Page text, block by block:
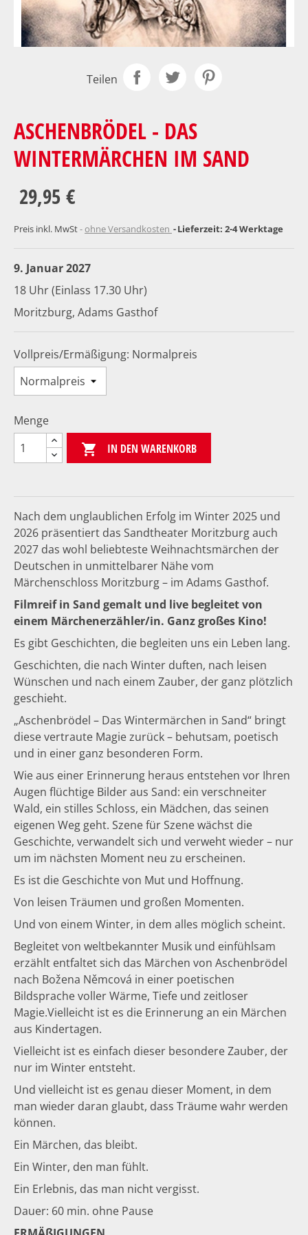
Teilen
ASCHENBRÖDEL - DAS
WINTERMÄRCHEN IM SAND
29,95 €
Preis inkl. MwSt ohne Versandkosten Lieferzeit: 2-4 Werktage
9. Januar 2027
18 Uhr (Einlass 17.30 Uhr)
Moritzburg, Adams Gasthof
Vollpreis/Ermäßigung: Normalpreis
Menge
 IN DEN WARENKORB
Nach dem unglaublichen Erfolg im Winter 2025 und
2026 präsentiert das Sandtheater Moritzburg auch
2027 das wohl beliebteste Weihnachtsmärchen der
Deutschen in unmittelbarer Nähe vom
Märchenschloss Moritzburg – im Adams Gasthof.
Filmreif in Sand gemalt und live begleitet von
einem Märchenerzähler/in. Ganz großes Kino!
Es gibt Geschichten, die begleiten uns ein Leben lang.
Geschichten, die nach Winter duften, nach leisen
Wünschen und nach einem Zauber, der ganz plötzlich
geschieht.
„Aschenbrödel – Das Wintermärchen in Sand“ bringt
diese vertraute Magie zurück – behutsam, poetisch
und in einer ganz besonderen Form.
Wie aus einer Erinnerung heraus entstehen vor Ihren
Augen flüchtige Bilder aus Sand: ein verschneiter
Wald, ein stilles Schloss, ein Mädchen, das seinen
eigenen Weg geht. Szene für Szene wächst die
Geschichte, verwandelt sich und verweht wieder – nur
um im nächsten Moment neu zu erscheinen.
Es ist die Geschichte von Mut und Hoffnung.
Von leisen Träumen und großen Momenten.
Und von einem Winter, in dem alles möglich scheint.
Begleitet von weltbekannter Musik und einfühlsam
erzählt entfaltet sich das Märchen von Aschenbrödel
nach Božena Němcová in einer poetischen
Bildsprache voller Wärme, Tiefe und zeitloser
Magie.Vielleicht ist es die Erinnerung an ein Märchen
aus Kindertagen.
Vielleicht ist es einfach dieser besondere Zauber, der
nur im Winter entsteht.
Und vielleicht ist es genau dieser Moment, in dem
man wieder daran glaubt, dass Träume wahr werden
können.
Ein Märchen, das bleibt.
Ein Winter, den man fühlt.
Ein Erlebnis, das man nicht vergisst.
Dauer: 60 min. ohne Pause